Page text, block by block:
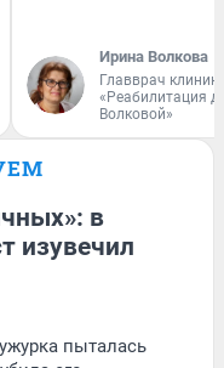
Ирина Волкова
Главврач
«Реабилитация
Волковой»
в
изувечил
пыталась